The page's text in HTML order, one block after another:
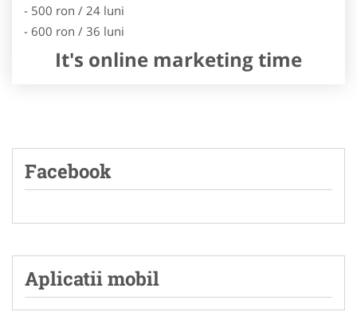
- 500 ron / 24 luni
- 600 ron / 36 luni
It's online marketing time
Facebook
Aplicatii mobil